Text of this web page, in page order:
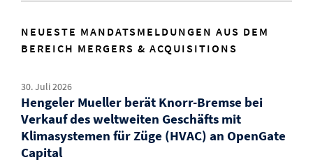
NEUESTE MANDATSMELDUNGEN AUS DEM
BEREICH MERGERS & ACQUISITIONS
30. Juli 2026
Hengeler Mueller berät Knorr-Bremse bei
Verkauf des weltweiten Geschäfts mit
Klimasystemen für Züge (HVAC) an OpenGate
Capital